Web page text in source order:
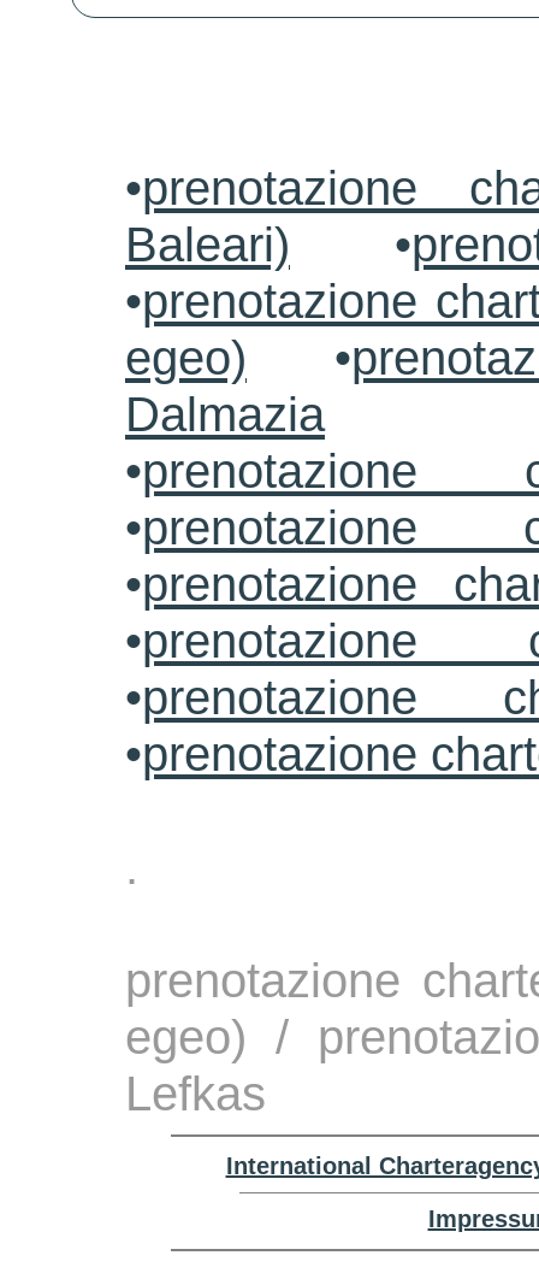
•prenotazione
Baleari) •
•prenotazione
egeo) •
Dalmazia
•prenotazione
•prenotazione
•prenotazione
•prenotazione
•prenotazione
•prenotazione
.
prenotazione
egeo) /
Lefkas
International